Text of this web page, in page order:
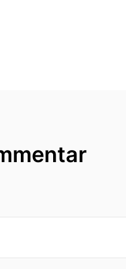
Ball ist da kann es
sowieso in der